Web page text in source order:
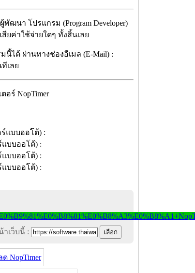
ฒนา โปรแกรม (Program Developer)
ยค่าใช้จ่ายใดๆ ทั้งสิ้นเลย
ได้ ผ่านทางช่องอีเมล (E-Mail) :
เลย
เว็บนี้ :
NopTimer